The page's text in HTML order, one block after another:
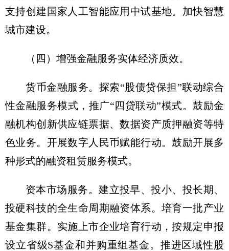
支持创建国家人工智能应用中试基地。加快智慧
城市建设。
（四）增强金融服务实体经济质效。
货币金融服务。探索“股债贷保担”联动综合
性金融服务模式，推广“四贷联动”模式。鼓励金
融机构创新供应链票据、数据资产质押融资等特
色业务。开展数字人民币赋能行动。鼓励开展多
种形式的融资租赁服务模式。
资本市场服务。建立投早、投小、投长期、
投硬科技的全生命周期融资体系。培育一批产业
基金集群。实施上市企业培育行动，按规定申报
设立省级S基金和并购重组基金。推进区域性股